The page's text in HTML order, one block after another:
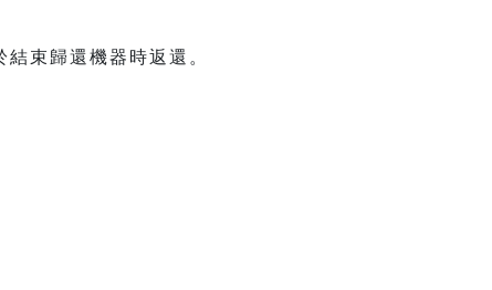
束歸還機器時返還。